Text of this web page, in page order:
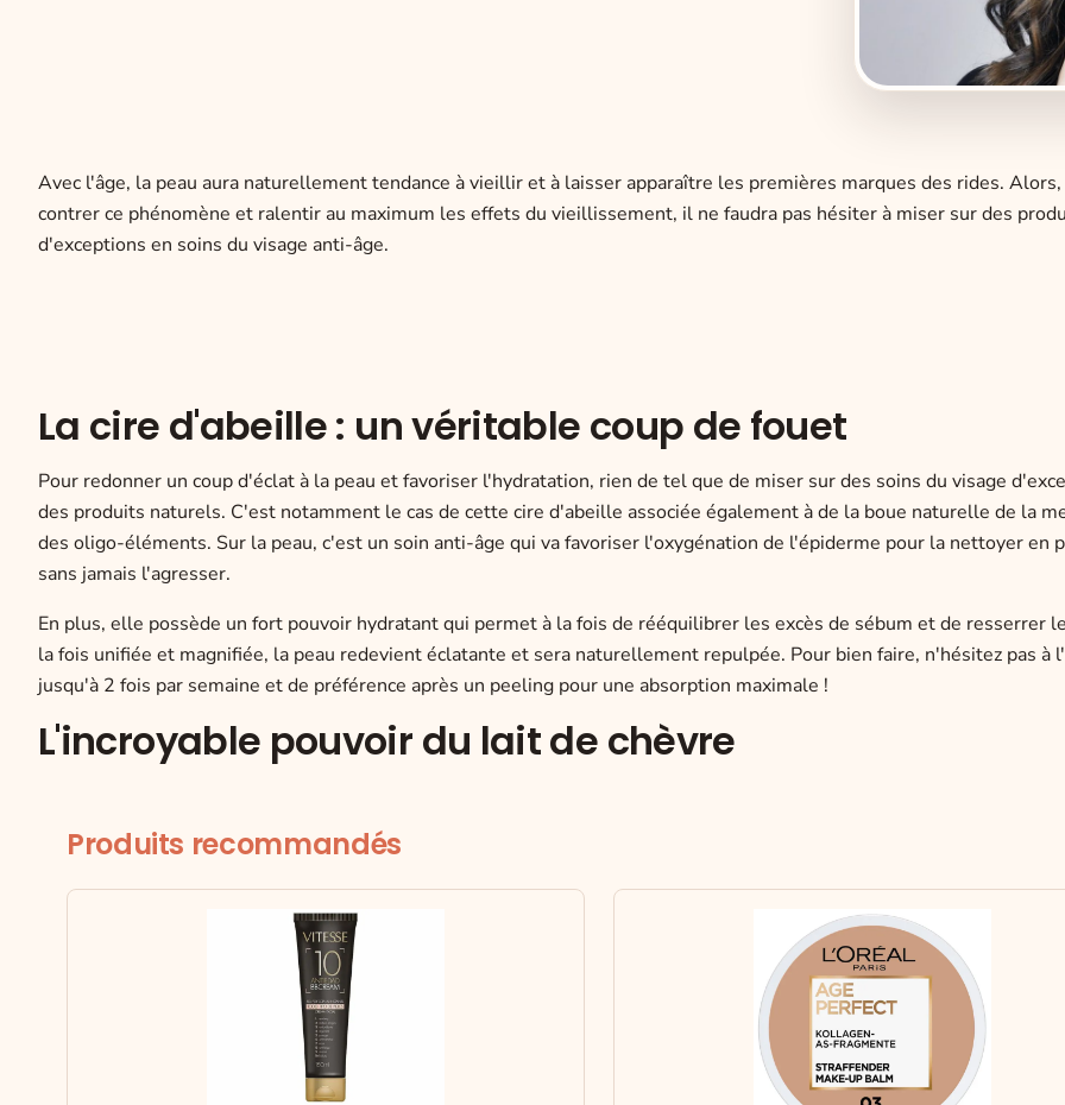
Avec l'âge, la peau aura naturellement tendance à vieillir et à laisser apparaître les premières marques des rides.
contrer ce phénomène et ralentir au maximum les effets du vieillissement, il ne faudra pas hésiter à miser sur des
d'exceptions en soins du visage anti-âge.
La cire d'abeille : un véritable coup de fouet
Pour redonner un coup d'éclat à la peau et favoriser l'hydratation, rien de tel que de miser sur des soins du visage
des produits naturels. C'est notamment le cas de cette cire d'abeille associée également à de la boue naturelle de la
des oligo-éléments. Sur la peau, c'est un soin anti-âge qui va favoriser l'oxygénation de l'épiderme pour la nettoyer en
sans jamais l'agresser.
En plus, elle possède un fort pouvoir hydratant qui permet à la fois de rééquilibrer les excès de sébum et de resserrer
la fois unifiée et magnifiée, la peau redevient éclatante et sera naturellement repulpée. Pour bien faire, n'hésitez pas à
jusqu'à 2 fois par semaine et de préférence après un peeling pour une absorption maximale !
L'incroyable pouvoir du lait de chèvre
Produits recommandés